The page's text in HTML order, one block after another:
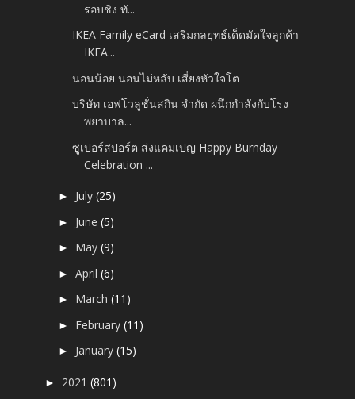
รอบชิง ทั...
IKEA Family eCard เสริมกลยุทธ์เด็ดมัดใจลูกค้า
IKEA...
นอนน้อย นอนไม่หลับ เสี่ยงหัวใจโต
บริษัท เอฟโวลูชั่นสกิน จำกัด ผนึกกำลังกับโรง
พยาบาล...
ซูเปอร์สปอร์ต ส่งแคมเปญ Happy Burnday
Celebration ...
► July(25)
► June(5)
► May(9)
►April(6)
► March(11)
► February(11)
► January(15)
► 2021(801)